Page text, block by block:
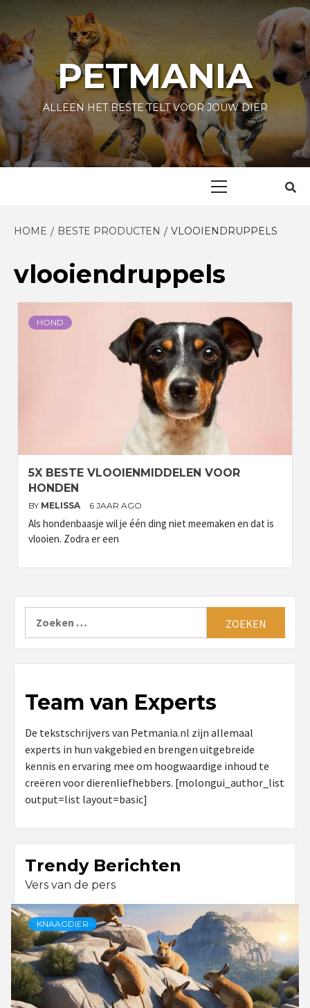
content
PETMANIA
ALLEEN HET BESTE TELT VOOR JOUW DIER
HOME BESTE PRODUCTEN VLOOIENDRUPPELS
vlooiendruppels
HOND
5X BESTE VLOOIENMIDDELEN VOOR
HONDEN
BY MELISSA 6 JAAR AGO
Als hondenbaasje wil je één ding niet meemaken en dat is
vlooien. Zodra er een
Team van Experts
De tekstschrijvers van Petmania.nl zijn allemaal
experts in hun vakgebied en brengen uitgebreide
kennis en ervaring mee om hoogwaardige inhoud te
creëren voor dierenliefhebbers. [molongui_author_list
output=list layout=basic]
Trendy Berichten
Vers van de pers
KNAAGDIER